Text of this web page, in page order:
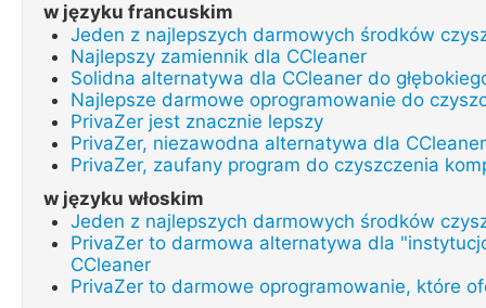
w języku francuskim
Jeden z najlepszych darmowych środków
Najlepszy zamiennik dla CCleaner
Solidna alternatywa dla CCleaner do
Najlepsze darmowe oprogramowanie do
PrivaZer jest znacznie lepszy
PrivaZer, niezawodna alternatywa dla
PrivaZer, zaufany program do czyszczenia
w języku włoskim
Jeden z najlepszych darmowych środków
PrivaZer to darmowa alternatywa dla
CCleaner
PrivaZer to darmowe oprogramowanie, które